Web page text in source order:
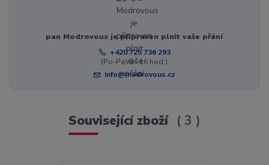
pan Modrovous je připraven plnit vaše přání
+420 725 736 293
(Po-Pá, 8 - 16 hod.)
info@modrovous.cz
Související zboží 3